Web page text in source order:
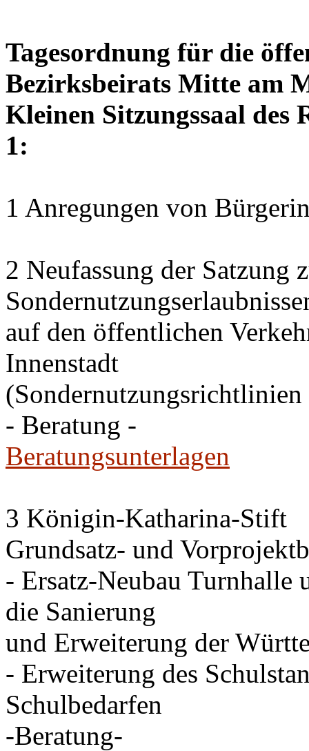
Tagesordnung für die
Bezirksbeirats Mitte am
Kleinen Sitzungssaal des
1:
1 Anregungen von
2 Neufassung der Satzung
auf den öffentlichen
Innenstadt
(Sondernutzungsrichtlinien
- Beratung -
Beratungsunterlagen
3 Königin-Katharina-Stift
Grundsatz- und
- Ersatz-Neubau Turnhalle
die Sanierung
und Erweiterung der
- Erweiterung des
Schulbedarfen
-Beratung-